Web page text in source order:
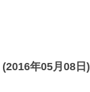
(2016年05月08日)